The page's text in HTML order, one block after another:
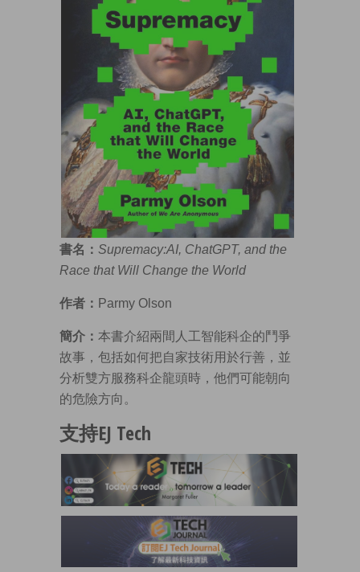
書名： Supremacy:AI, ChatGPT, and the
Race that Will Change the World
作者： Parmy Olson
簡介： 本書介紹兩間人工智能科企的鬥爭
故事，包括如何把自家技術用於行善，並
分析雙方服務科企龍頭時，他們可能朝向
的危險方向。
支持EJ Tech